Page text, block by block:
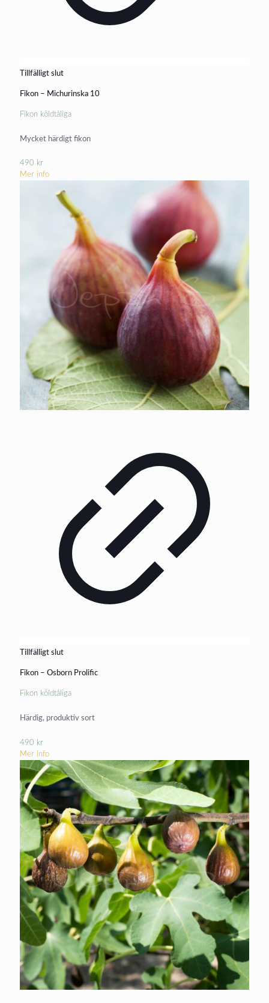
Tillfälligt slut
Fikon – Michurinska 10
Fikon köldtåliga
Mycket härdigt fikon
490 kr
Mer info
Tillfälligt slut
Fikon – Osborn Prolific
Fikon köldtåliga
Härdig, produktiv sort
490 kr
Mer info